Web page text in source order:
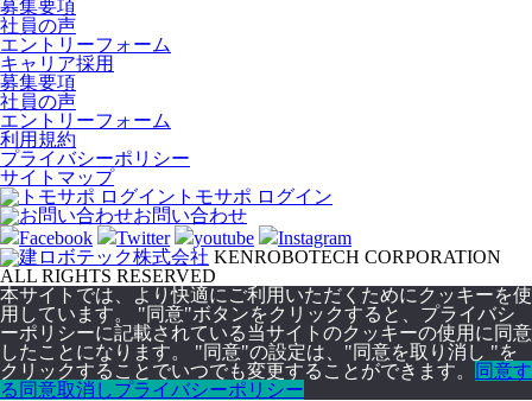
募集要項
社員の声
エントリーフォーム
キャリア採用
募集要項
社員の声
エントリーフォーム
利用規約
プライバシーポリシー
サイトマップ
トモサポ ログイン
お問い合わせ
Facebook
Twitter youtube
Instagram
KENROBOTECH CORPORATION
ALL RIGHTS RESERVED
本サイトでは、より快適にご利用いただくためにクッキーを使
用しています。 "同意"ボタンをクリックすると、プライバシ
ーポリシーに記載されている当サイトのクッキーの使用に同意
したことになります。 "同意"の設定は、"同意を取り消し "を
クリックすることでいつでも変更することができます。
同意す
る 同意取消しプライバシーポリシー